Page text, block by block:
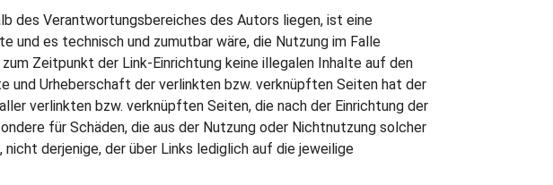
des Verantwortungsbereiches des Autors liegen, ist eine
und es technisch und zumutbar wäre, die Nutzung im Falle
Zeitpunkt der Link-Einrichtung keine illegalen Inhalte auf den
und Urheberschaft der verlinkten bzw. verknüpften Seiten hat der
verlinkten bzw. verknüpften Seiten, die nach der Einrichtung der
für Schäden, die aus der Nutzung oder Nichtnutzung solcher
derjenige, der über Links lediglich auf die jeweilige